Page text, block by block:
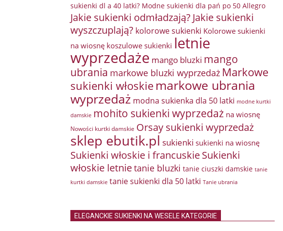
sukienki dl a 40 latki? Modne sukienki dla pań po 50 Allegro
Jakie sukienki odmładzają? Jakie sukienki
wyszczuplają? kolorowe sukienki Kolorowe sukienki
na wiosnę koszulowe sukienki letnie
wyprzedaże mango bluzki mango
ubrania markowe bluzki wyprzedaż Markowe
sukienki włoskie markowe ubrania
wyprzedaż modna sukienka dla 50 latki modne kurtki
damskie mohito sukienki wyprzedaż na wiosnę
Nowości kurtki damskie Orsay sukienki wyprzedaż
sklep ebutik.pl sukienki sukienki na wiosnę
Sukienki włoskie i francuskieSukienki
włoskie letnietanie bluzki tanie ciuszki damskie tanie
kurtki damskie tanie sukienki dla 50 latki Tanie ubrania
ELEGANCKIE SUKIENKI NA WESELE KATEGORIE